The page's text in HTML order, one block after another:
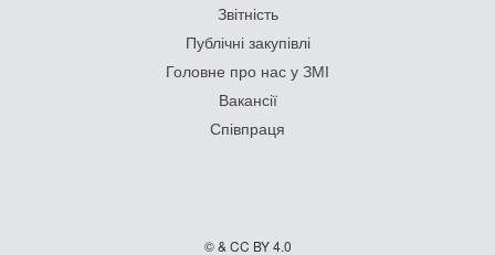
Звітність
Публічні закупівлі
Головне про нас у ЗМІ
Вакансії
Співпраця
© & CC BY 4.0